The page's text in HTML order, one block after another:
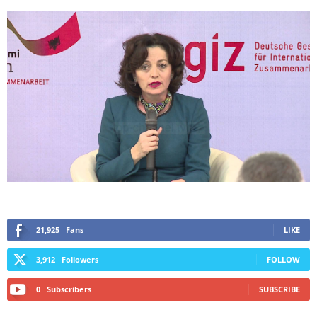
21,925 Fans LIKE
3,912 Followers FOLLOW
0 Subscribers SUBSCRIBE